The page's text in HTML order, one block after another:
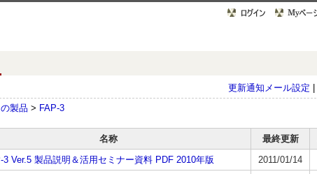
更新通知メール設定
製品 > FAP-3
名称 最終更新
3 Ver.5 製品説明＆活用セミナー資料 PDF 2010年版
2011/01/14